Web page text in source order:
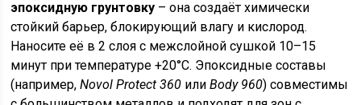
эпоксидную грунтовку – она создаёт химически
стойкий барьер, блокирующий влагу и кислород.
Наносите её в 2 слоя с межслойной сушкой 10–15
минут при температуре +20°C. Эпоксидные составы
(например,Novol Protect 360 илиBody 960) совместимы